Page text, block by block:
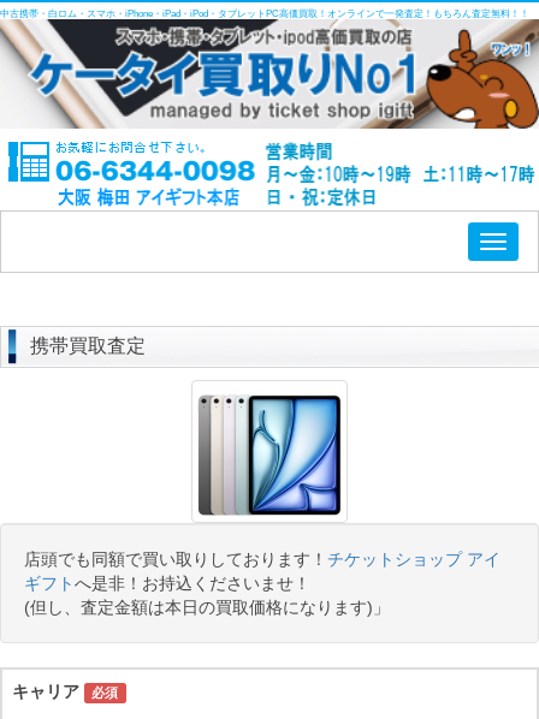
中古携帯・白ロム・スマホ・iPhone・iPad・iPod・タブレットPC高価買取！オンラインで一発査定！もちろん査定無料！！
携帯買取査定
店頭でも同額で買い取りしております！ チケットショップ アイ
ギフトへ是非！お持込くださいませ！
(但し、査定金額は本日の買取価格になります)」
キャリア 必須